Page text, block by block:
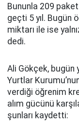
Bununla 209
geçti 5 yıl. Bugün
miktarı ile ise
dedi.
Ali Gökçek, bugün
Yurtlar
verdiği öğrenim
alım gücünü
şunları kaydetti: